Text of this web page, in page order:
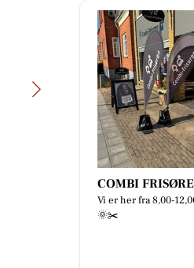
COMBI
Vi er her fra 8,00-
🌞✂️